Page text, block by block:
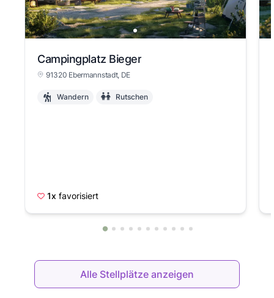
Campingplatz Bieger
91320 Ebermannstadt, DE
Wandern Rutschen
1x favorisiert
Alle Stellplätze anzeigen